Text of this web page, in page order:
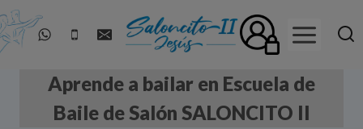
Saltar
al
contenido
Aprende a bailar en Escuela de
Baile de Salón SALONCITO II